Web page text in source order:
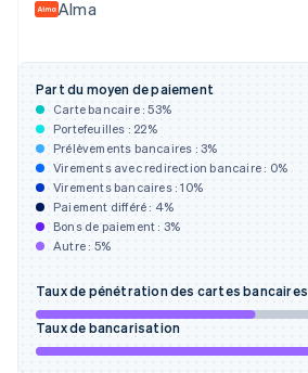
Alma
Part du moyen de paiement
Carte bancaire :53%
Portefeuilles : 22%
Prélèvements bancaires : 3%
Virements avec redirection bancaire : 0%
Virements bancaires :10%
Paiement différé : 4%
Bons de paiement : 3%
Autre : 5%
Taux de pénétration des cartes bancaires
Taux de bancarisation
Espagne
Estonie
English
États-Unis
EnglishEspañol
Finlande
EnglishSvenska
France
FrançaisEnglish
Gibraltar
English
Hongrie
English